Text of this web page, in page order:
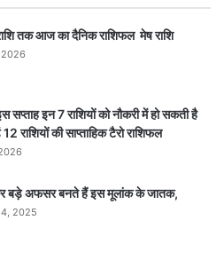
तक आज का दैनिक राशिफल मेष राशि
सप्ताह इन 7 राशियों को नौकरी में हो सकती है
राशियों की साप्ताहिक टैरो राशिफल
बड़े अफसर बनते हैं इस मूलांक के जातक,
2025